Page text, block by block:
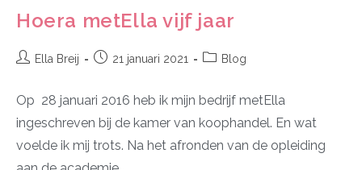
Hoera metElla vijf jaar
Ella Breij 21 januari 2021 Blog
Op 28 januari 2016 heb ik mijn bedrijf metElla
ingeschreven bij de kamer van koophandel. En wat
voelde ik mij trots. Na het afronden van de opleiding